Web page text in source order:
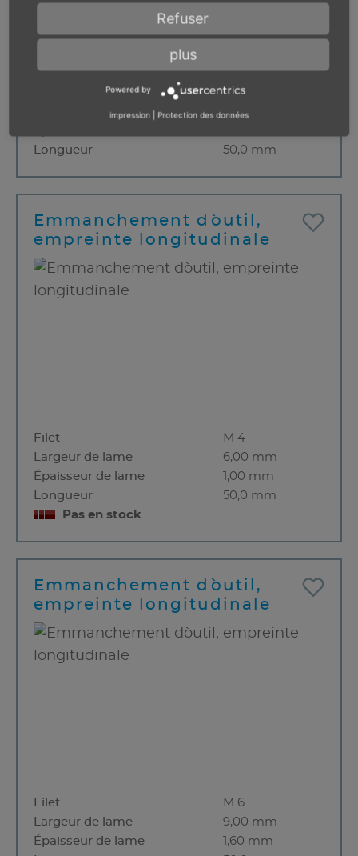
M 4
Largeur de lame
7,00 mm
Longueur
50,0 mm
Emmanchement d`outil,
empreinte longitudinale
Filet
M 4
Largeur de lame
6,00 mm
Épaisseur de lame
1,00 mm
Longueur
50,0 mm
Pas en stock
Emmanchement d`outil,
empreinte longitudinale
Filet
M 6
Largeur de lame
9,00 mm
Épaisseur de lame
1,60 mm
Refuser
plus
Powered by
impression Protection des données